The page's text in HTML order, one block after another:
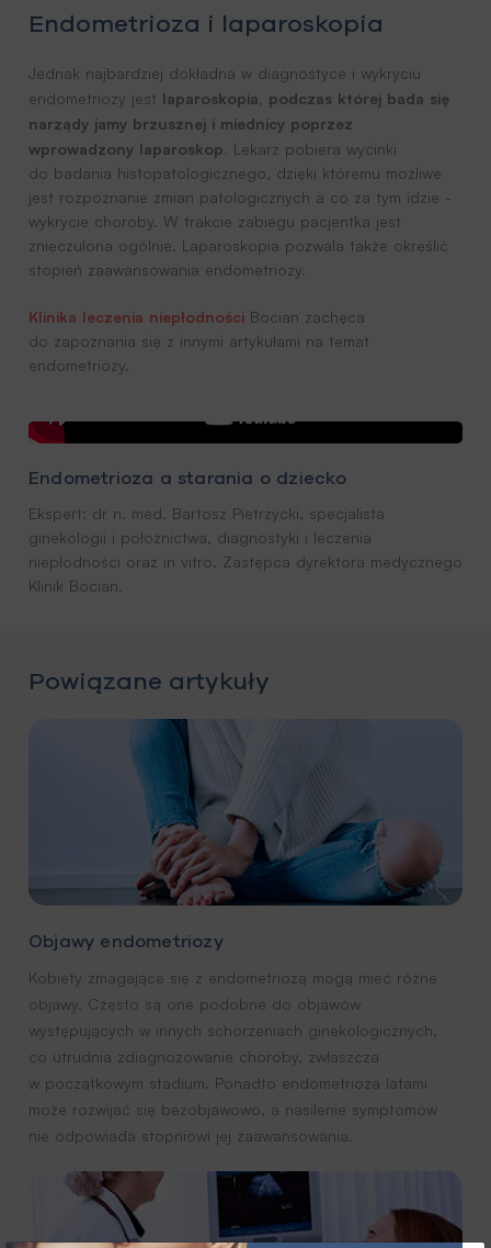
Endometrioza i laparoskopia
Jednak najbardziej dokładna w diagnostyce i wykryciu
endometriozy jest laparoskopia, podczas której bada się
narządy jamy brzusznej i miednicy poprzez
wprowadzony laparoskop . Lekarz pobiera wycinki
do badania histopatologicznego, dzięki któremu możliwe
jest rozpoznanie zmian patologicznych a co za tym idzie -
wykrycie choroby. W trakcie zabiegu pacjentka jest
znieczulona ogólnie. Laparoskopia pozwala także określić
stopień zaawansowania endometriozy.
Klinika leczenia niepłodności Bocian zachęca
do zapoznania się z innymi artykułami na temat
endometriozy.
Endometrioza a starania o dziecko
Ekspert: dr n. med. Bartosz Pietrzycki, specjalista
ginekologii i położnictwa, diagnostyki i leczenia
niepłodności oraz in vitro. Zastępca dyrektora medycznego
Klinik Bocian.
Powiązane artykuły
Objawy endometriozy
Kobiety zmagające się z endometriozą mogą mieć różne
objawy. Często są one podobne do objawów
występujących w innych schorzeniach ginekologicznych,
co utrudnia zdiagnozowanie choroby, zwłaszcza
w początkowym stadium. Ponadto endometrioza latami
może rozwijać się bezobjawowo, a nasilenie symptomów
nie odpowiada stopniowi jej zaawansowania.